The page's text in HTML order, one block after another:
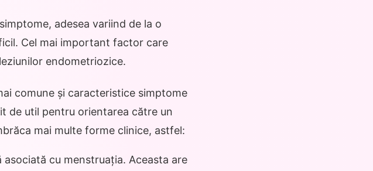
adesea variind de la o
Cel mai important factor care
endometriozice.
comune și caracteristice simptome
de util pentru orientarea către un
mai multe forme clinice, astfel:
cu menstruația. Aceasta are